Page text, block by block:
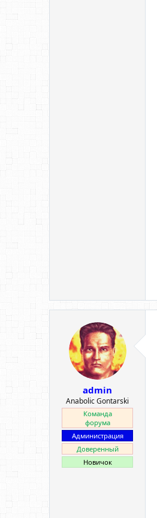
admin
Anabolic Gontarski
Команда
форума
Администрация
Доверенный
Новичок